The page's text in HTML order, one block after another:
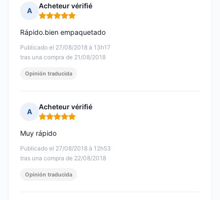
A
Acheteur vérifié
Nota: 5 de 5
Publicado el 27/08/2018 à 13h17
tras una compra de 21/08/2018
Rápido.bien empaquetado
Opinión traducida
A
Acheteur vérifié
Nota: 5 de 5
Publicado el 27/08/2018 à 12h53
tras una compra de 22/08/2018
Muy rápido
Opinión traducida